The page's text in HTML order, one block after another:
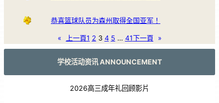
恭喜篮球队员为森州取得全国亚军！
« 上一頁1 2 3 4 5 … 41下一頁 »
学校活动资讯 ANNOUNCEMENT
2026高三成年礼回顾影片